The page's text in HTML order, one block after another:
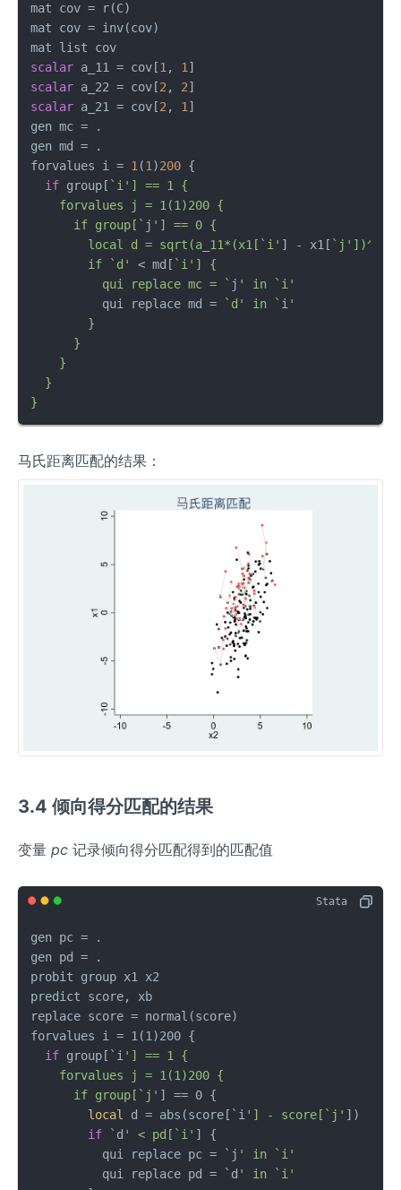
mat cov = r(C)
mat cov = inv(cov)
scalar a_11 = cov[1, 1
scalar a_22 = cov[2, 2
scalar a_21 = cov[2, 1]
gen mc = .
gen md = .
forvalues i = 1(1)200 {
if group[ `i'] == 1 {
    forvalues j = 1(1)200 {
      if group[`
j '] == 0 {
        local d = sqrt(a_11*(x1[`i'
] - x1[ `j'])^2 +
        if `d'
< md[ `i'] {
          qui replace mc = `
j ' in `i'
          qui replace md =
`d' in ` i'
        }
      }
    }
  }
马氏距离匹配的结果：
3.4 倾向得分匹配的结果
变量 pc 记录倾向得分匹配得到的匹配值
gen pc = .
gen pd = .
probit group x1 x2
predict score, xb
replace score = normal(score)
forvalues i = 1(1)200 {
if group[`i '] == 1 {
    forvalues j = 1(1)200 {
      if group[`j'
] == 0 {
local
d = abs(score[`i '] - score[`j' ])
if `d ' < pd[`i' ] {
          qui replace pc = `j
' in `i'
          qui replace pd = `d
' in `i'